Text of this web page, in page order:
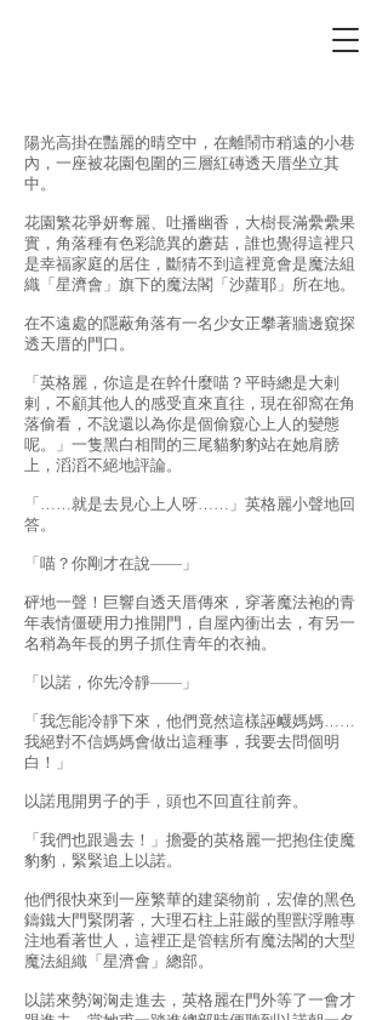
陽光高掛在豔麗的晴空中，在離鬧市稍遠的小巷
內，一座被花園包圍的三層紅磚透天厝坐立其
中。
花園繁花爭妍奪麗、吐播幽香，大樹長滿纍纍果
實，角落種有色彩詭異的蘑菇，誰也覺得這裡只
是幸福家庭的居住，斷猜不到這裡竟會是魔法組
織「星濟會」旗下的魔法閣「沙蘿耶」所在地。
在不遠處的隱蔽角落有一名少女正攀著牆邊窺探
透天厝的門口。
「英格麗，你這是在幹什麼喵？平時總是大剌
剌，不顧其他人的感受直來直往，現在卻窩在角
落偷看，不說還以為你是個偷窺心上人的變態
呢。」一隻黑白相間的三尾貓豹豹站在她肩膀
上，滔滔不絕地評論。
「……就是去見心上人呀……」英格麗小聲地回
答。
「喵？你剛才在說——」
砰地一聲！巨響自透天厝傳來，穿著魔法袍的青
年表情僵硬用力推開門，自屋內衝出去，有另一
名稍為年長的男子抓住青年的衣袖。
「以諾，你先冷靜——」
「我怎能冷靜下來，他們竟然這樣誣衊媽媽……
我絕對不信媽媽會做出這種事，我要去問個明
白！」
以諾甩開男子的手，頭也不回直往前奔。
「我們也跟過去！」擔憂的英格麗一把抱住使魔
豹豹，緊緊追上以諾。
他們很快來到一座繁華的建築物前，宏偉的黑色
鑄鐵大門緊閉著，大理石柱上莊嚴的聖獸浮雕專
注地看著世人，這裡正是管轄所有魔法閣的大型
魔法組織「星濟會」總部。
以諾來勢洶洶走進去，英格麗在門外等了一會才